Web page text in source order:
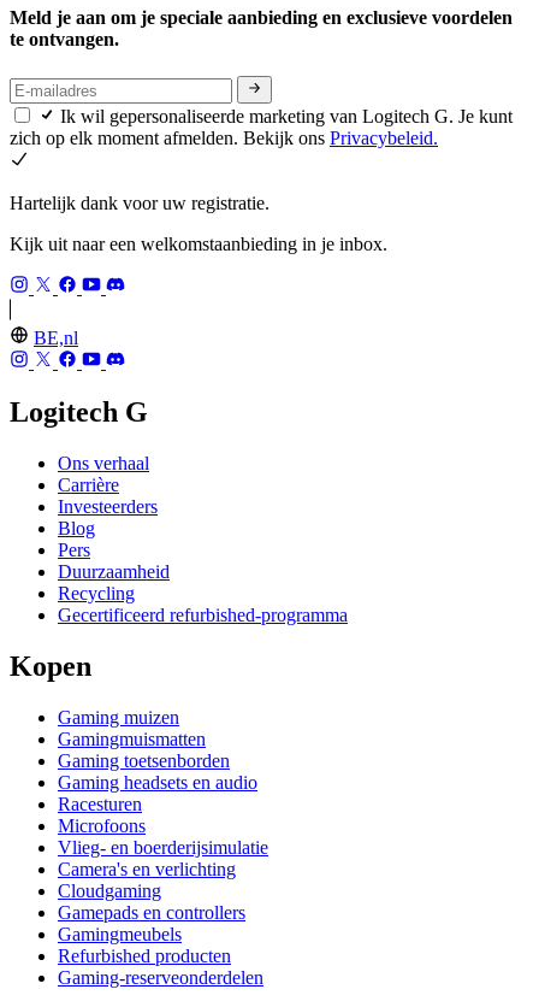
Meld je aan om je speciale aanbieding en exclusieve voordelen
te ontvangen.
Ik wil gepersonaliseerde marketing van Logitech G. Je kunt
zich op elk moment afmelden. Bekijk ons Privacybeleid.
Hartelijk dank voor uw registratie.
Kijk uit naar een welkomstaanbieding in je inbox.
BE,nl
Logitech G
Ons verhaal
Carrière
Investeerders
Blog
Pers
Duurzaamheid
Recycling
Gecertificeerd refurbished-programma
Kopen
Gaming muizen
Gamingmuismatten
Gaming toetsenborden
Gaming headsets en audio
Racesturen
Microfoons
Vlieg- en boerderijsimulatie
Camera's en verlichting
Cloudgaming
Gamepads en controllers
Gamingmeubels
Refurbished producten
Gaming-reserveonderdelen